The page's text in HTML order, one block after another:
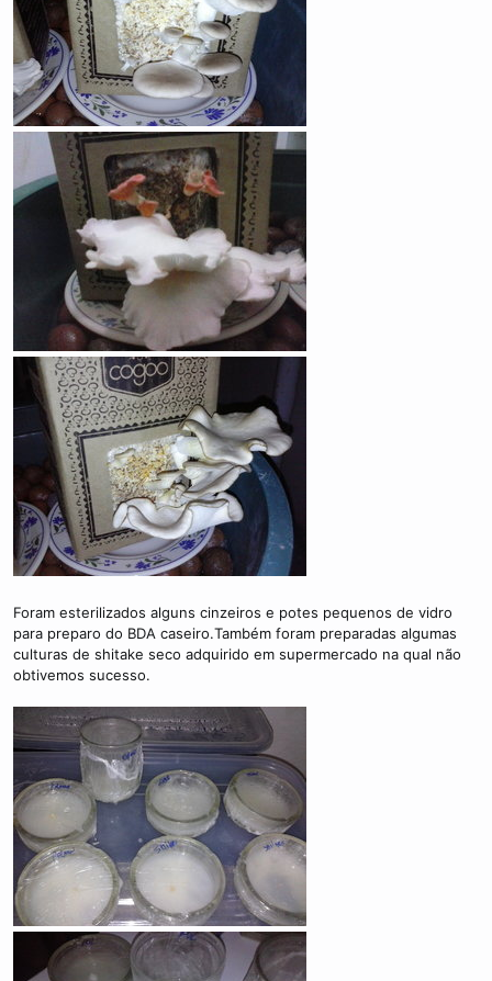
Foram esterilizados alguns cinzeiros e potes pequenos de vidro
para preparo do BDA caseiro.Também foram preparadas algumas
culturas de shitake seco adquirido em supermercado na qual não
obtivemos sucesso.